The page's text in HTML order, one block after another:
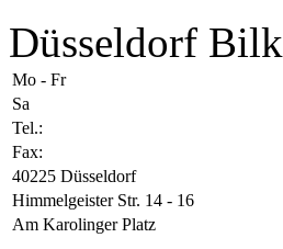
Düsseldorf Bilk
Mo - Fr
Sa
Tel.:
Fax:
40225 Düsseldorf
Himmelgeister Str. 14 - 16
Am Karolinger Platz